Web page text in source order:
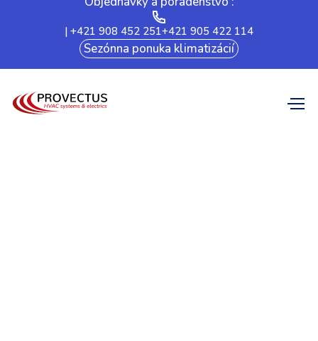
| +421 908 452 251+421 905 422 114
Sezónna ponuka klimatizácií